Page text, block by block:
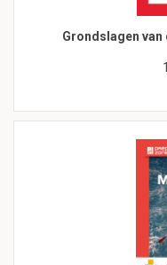
Grondslagen